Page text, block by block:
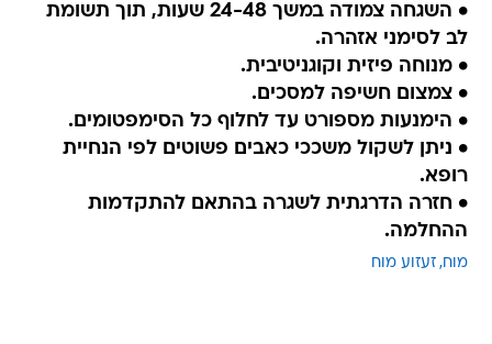
• השגחה צמודה במשך 24-48 שעות, תוך תשומת
לב לסימני אזהרה.
• מנוחה פיזית וקוגניטיבית.
• צמצום חשיפה למסכים.
• הימנעות מספורט עד לחלוף כל הסימפטומים.
• ניתן לשקול משככי כאבים פשוטים לפי הנחיית
רופא.
• חזרה הדרגתית לשגרה בהתאם להתקדמות
ההחלמה.
מוח זעזוע מוח